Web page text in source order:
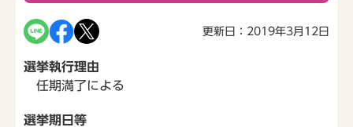
更新日：2019年3月12日
選挙執行理由
任期満了による
選挙期日等